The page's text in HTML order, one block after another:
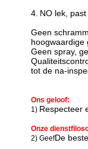
4. NO lek,
Geen
hoogwaardige
Geen spray,
tot de na-
Ons geloof:
1) Respecteer
Onze
2) GeefDe